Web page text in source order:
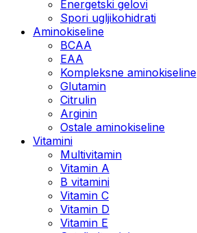
Energetski gelovi
Spori ugljikohidrati
Aminokiseline
BCAA
EAA
Kompleksne aminokiseline
Glutamin
Citrulin
Arginin
Ostale aminokiseline
Vitamini
Multivitamin
Vitamin A
B vitamini
Vitamin C
Vitamin D
Vitamin E